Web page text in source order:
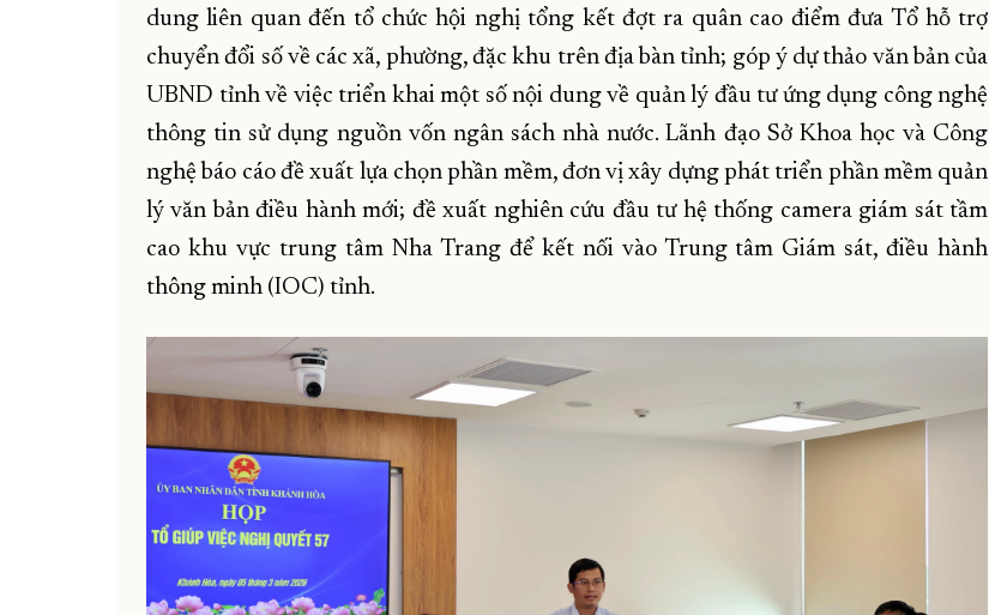
dung liên quan đến tổ chức hội nghị tổng kết đợt ra quân cao điểm đưa Tổ hỗ trợ
chuyển đổi số về các xã, phường, đặc khu trên địa bàn tỉnh; góp ý dự thảo văn bản của
UBND tỉnh về việc triển khai một số nội dung về quản lý đầu tư ứng dụng công nghệ
thông tin sử dụng nguồn vốn ngân sách nhà nước. Lãnh đạo Sở Khoa học và Công
nghệ báo cáo đề xuất lựa chọn phần mềm, đơn vị xây dựng phát triển phần mềm quản
lý văn bản điều hành mới; đề xuất nghiên cứu đầu tư hệ thống camera giám sát tầm
cao khu vực trung tâm Nha Trang để kết nối vào Trung tâm Giám sát, điều hành
thông minh (IOC) tỉnh.